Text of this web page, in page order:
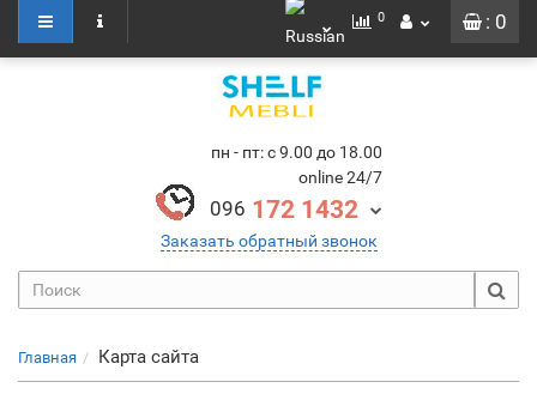
: 0
0
пн - пт: с 9.00 до 18.00
online 24/7
096 172 1432
Заказать обратный звонок
Главная Карта сайта